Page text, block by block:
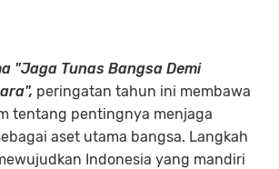
"Jaga Tunas Bangsa Demi
peringatan tahun ini membawa
tentang pentingnya menjaga
aset utama bangsa. Langkah
Indonesia yang mandiri